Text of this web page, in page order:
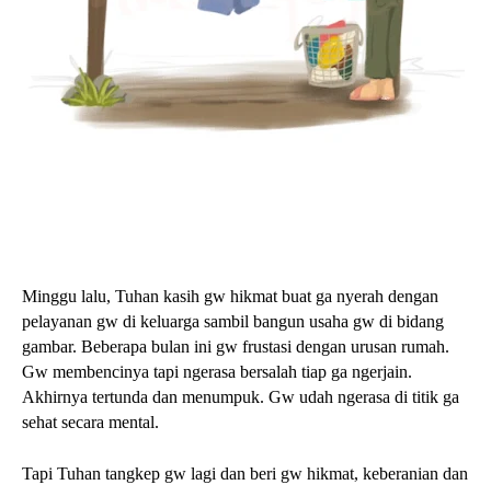
Minggu lalu, Tuhan kasih gw hikmat buat ga nyerah dengan
pelayanan gw di keluarga sambil bangun usaha gw di bidang
gambar. Beberapa bulan ini gw frustasi dengan urusan rumah.
Gw membencinya tapi ngerasa bersalah tiap ga ngerjain.
Akhirnya tertunda dan menumpuk. Gw udah ngerasa di titik ga
sehat secara mental.
Tapi Tuhan tangkep gw lagi dan beri gw hikmat, keberanian dan